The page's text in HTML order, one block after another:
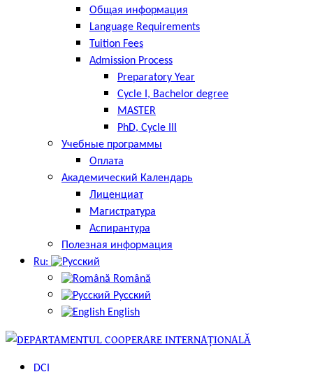
Общая информация
Language Requirements
Tuition Fees
Admission Process
Preparatory Year
Cycle I, Bachelor degree
MASTER
PhD, Cycle III
Учебные программы
Оплата
Академический Календарь
Лиценциат
Магистратура
Аспирантура
Полезная информация
Ru:
Română
Русский
English
DCI